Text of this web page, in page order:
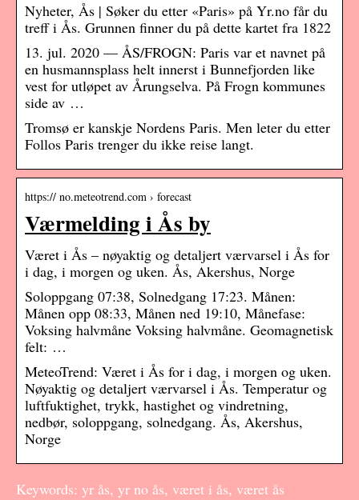
Nyheter, Ås | Søker du etter «Paris» på Yr.no får du
treff i Ås. Grunnen finner du på dette kartet fra 1822
13. jul. 2020 — ÅS/FROGN: Paris var et navnet på
en husmannsplass helt innerst i Bunnefjorden like
vest for utløpet av Årungselva. På Frogn kommunes
side av …
Tromsø er kanskje Nordens Paris. Men leter du etter
Follos Paris trenger du ikke reise langt.
https:// no.meteotrend.com › forecast
Værmelding i Ås by
Været i Ås – nøyaktig og detaljert værvarsel i Ås for
i dag, i morgen og uken. Ås, Akershus, Norge
Soloppgang 07:38, Solnedgang 17:23. Månen:
Månen opp 08:33, Månen ned 19:10, Månefase:
Voksing halvmåne Voksing halvmåne. Geomagnetisk
felt: …
MeteoTrend: Været i Ås for i dag, i morgen og uken.
Nøyaktig og detaljert værvarsel i Ås. Temperatur og
luftfuktighet, trykk, hastighet og vindretning,
nedbør, soloppgang, solnedgang. Ås, Akershus,
Norge
Keywords: yr ås, yr no ås, været i ås, været ås